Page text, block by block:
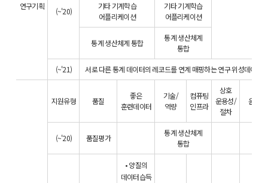
연구기획
(~'20)
기타 기계학습
어플리케이션
기타 기계학습
어플리케이션
통계 생산체계 통합
통계 생산체계
통합
(~'21) 서로 다른 통계 데이터의 레코드를 연계 매핑하는 연구 위성데이터
지원유형 품질
좋은
훈련데이터
기술/
역량
컴퓨팅
인프라
상호
운용성/
절차
윤리
(~'20) 품질평가
통계 생산체계
통합
• 양질의
데이터습득